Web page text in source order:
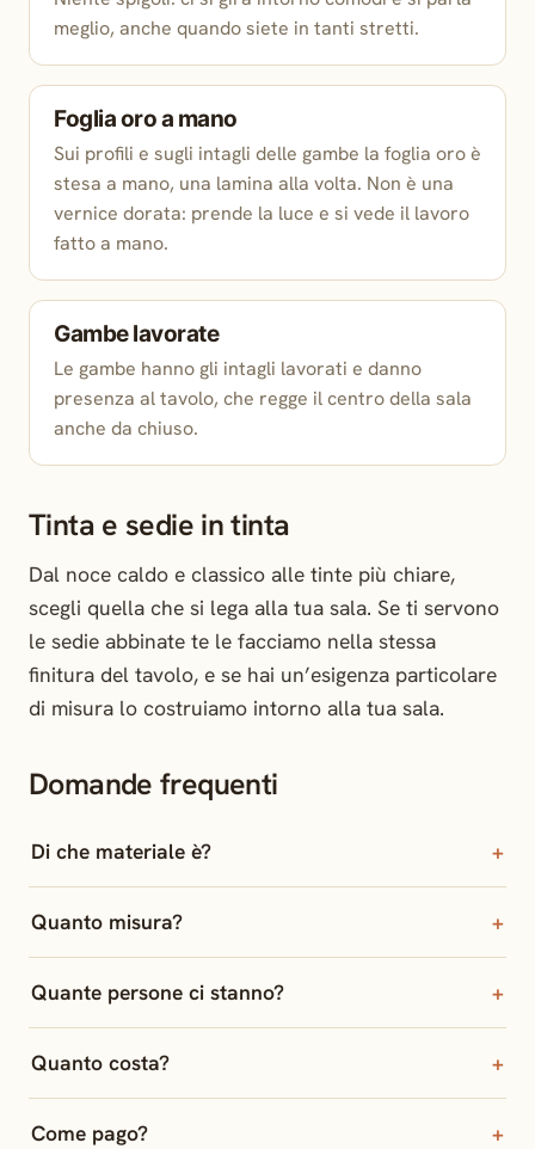
meglio, anche quando siete in tanti stretti.
Foglia oro a mano
Sui profili e sugli intagli delle gambe la foglia oro è
stesa a mano, una lamina alla volta. Non è una
vernice dorata: prende la luce e si vede il lavoro
fatto a mano.
Gambe lavorate
Le gambe hanno gli intagli lavorati e danno
presenza al tavolo, che regge il centro della sala
anche da chiuso.
Tinta e sedie in tinta
Dal noce caldo e classico alle tinte più chiare,
scegli quella che si lega alla tua sala. Se ti servono
le sedie abbinate te le facciamo nella stessa
finitura del tavolo, e se hai un’esigenza particolare
di misura lo costruiamo intorno alla tua sala.
Domande frequenti
Di che materiale è?
Quanto misura?
Quante persone ci stanno?
Quanto costa?
Come pago?